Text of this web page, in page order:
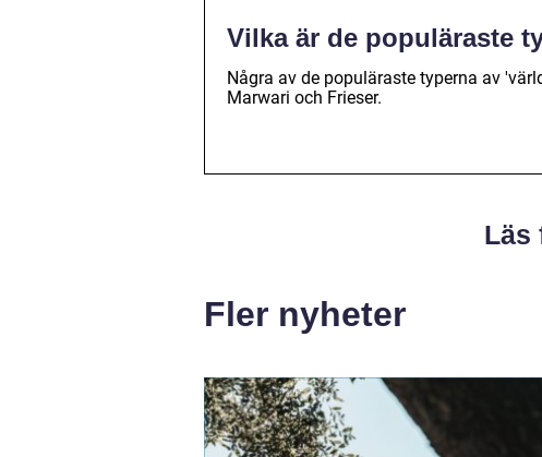
Vilka är de populäraste
Några av de populäraste typerna av
Marwari och Frieser.
Läs
Fler nyheter